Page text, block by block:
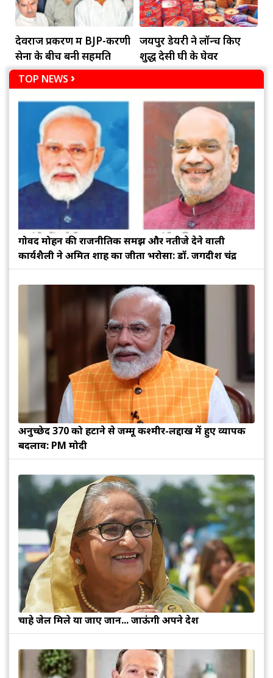
देवराज प्रकरण में BJP-करणी
सेना के बीच बनी सहमति
जयपुर डेयरी ने लॉन्च किए
शुद्ध देसी घी के घेवर
TOP NEWS
गोविंद मोहन की राजनीतिक समझ और नतीजे देने वाली
कार्यशैली ने अमित शाह का जीता भरोसा: डॉ. जगदीश चंद्र
अनुच्छेद 370 को हटाने से जम्मू कश्मीर-लद्दाख में हुए व्यापक
बदलाव: PM मोदी
चाहे जेल मिले या जाए जान... जाऊंगी अपने देश